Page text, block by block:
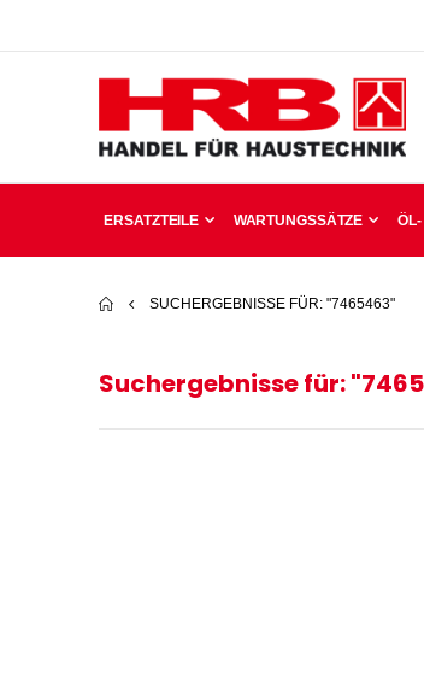
ERSATZTEILE WARTUNGSSÄTZE
SUCHERGEBNISSE FÜR: "7465463"
Suchergebnisse für: